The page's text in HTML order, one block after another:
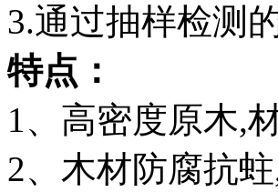
3.通过抽样检测
特点：
1、高密度原木,
2、木材防腐抗